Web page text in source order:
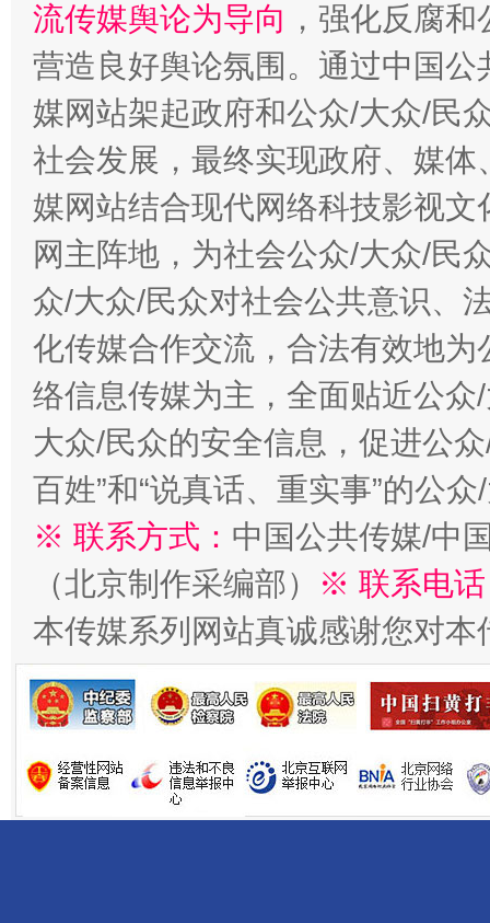
东山县通报“牛蛙产品抗生素超标问题” 法
千年窑火 生生不息 一
流传媒舆论为导向 ，强化反腐
营造良好舆论氛围。通过中国
媒网站架起政府和公众/大众/民
社会发展，最终实现政府、媒
媒网站结合现代网络科技影视
网主阵地，为社会公众/大众/民
众/大众/民众对社会公共意识、
化传媒合作交流，合法有效地
络信息传媒为主，全面贴近公
大众/民众的安全信息，促进公
百姓”和“说真话、重实事”的公
※ 联系方式： 中国公共传媒/中
（北京制作采编部）
※ 联系电
本传媒系列网站真诚感谢您对